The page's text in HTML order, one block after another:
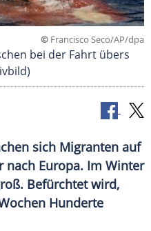
© Francisco Seco/AP/dpa
bei der Fahrt übers
sich Migranten auf
nach Europa. Im Winter
Befürchtet wird,
Hunderte